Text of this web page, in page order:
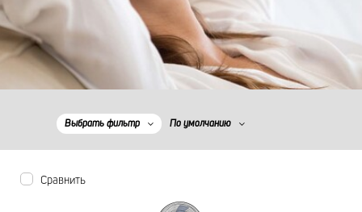
Выбрать фильтр По умолчанию
Сравнить